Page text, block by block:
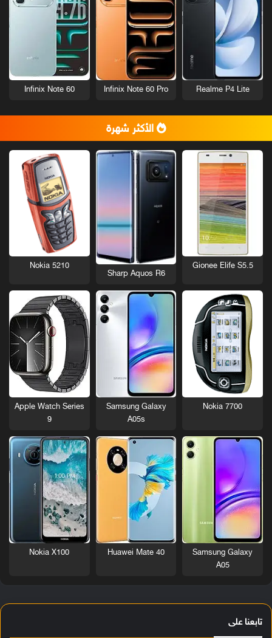
Realme P4 Lite
Infinix Note 60 Pro
Infinix Note 60
الأكثر شهرة
Gionee Elife S5.5
Sharp Aquos R6
Nokia 5210
Nokia 7700
Samsung Galaxy
A05s
Apple Watch Series
9
Samsung Galaxy
A05
Huawei Mate 40
Nokia X100
تابعنا على